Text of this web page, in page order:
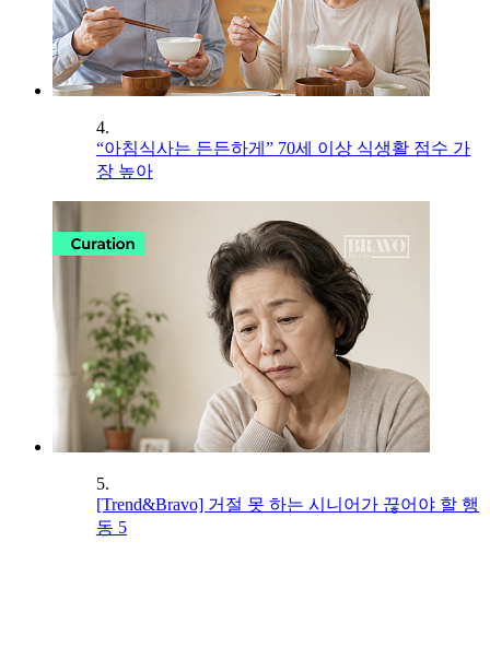
4.
“아침식사는 든든하게” 70세 이상 식생활 점수 가
장 높아
5.
[Trend&Bravo] 거절 못 하는 시니어가 끊어야 할 행
동 5